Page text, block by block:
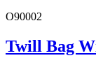
O90002
Twill Bag